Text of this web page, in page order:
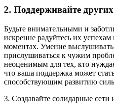
2. Поддерживайте
Будьте внимательными и
искренне радуйтесь их
моментах. Умение
прислушиваться к чужим
неоценимым для тех, кто
что ваша поддержка может
способствующим развитию
3. Создавайте солидарные сети